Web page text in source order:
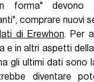
forma" devono
comprare nuovi
di Erewhon. Per
e in altri aspetti
gli ultimi dati sono
diventare